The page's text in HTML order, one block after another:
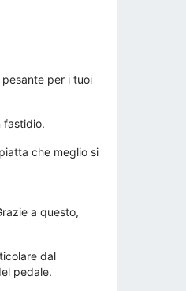
per i tuoi
fastidio.
che meglio si
a questo,
dal
pedale.